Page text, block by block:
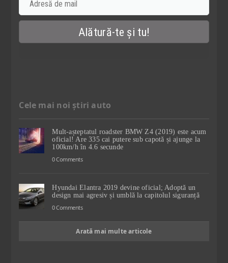
Cele mai noi știri auto
Mult-așteptatul roadster BMW Z4 (2019) este acum
oficial! Are 335 cai putere sub capotă și ajunge la
100km/h în 4.6 secunde
0 Comments
Hyundai Elantra 2019 devine oficial; Adoptă un
design mai agresiv și umblă la capitolul siguranță
0 Comments
Arată mai multe articole